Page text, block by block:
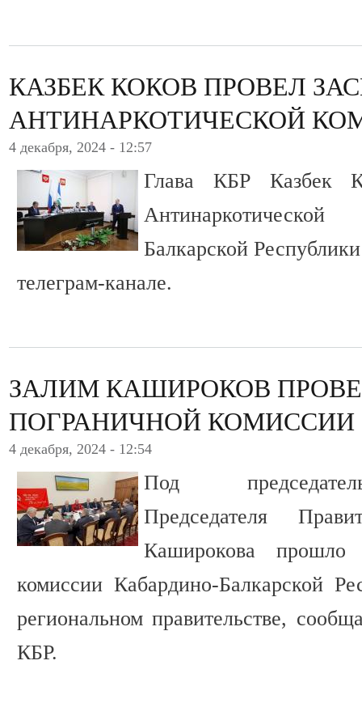
КАЗБЕК КОКОВ ПРОВЕЛ
АНТИНАРКОТИЧЕСКОЙ
4 декабря, 2024 - 12:57
Глава КБР Казбек
Балкарской
телеграм-канале.
ЗАЛИМ КАШИРОКОВ
ПОГРАНИЧНОЙ КОМИССИИ
4 декабря, 2024 - 12:54
Под
Председателя
Каширокова прошло
комиссии Кабардино-Балкарской
региональном правительстве,
КБР.